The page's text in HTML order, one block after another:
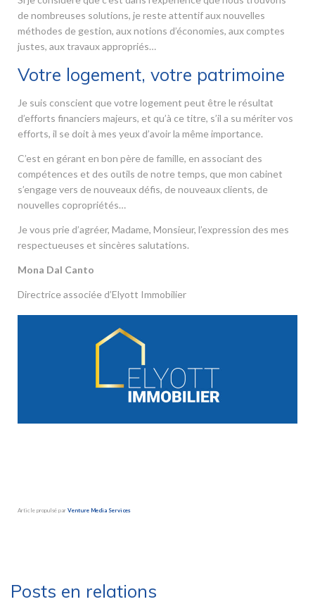
de nombreuses solutions, je reste attentif aux nouvelles
méthodes de gestion, aux notions d’économies, aux comptes
justes, aux travaux appropriés…
Votre logement, votre patrimoine
Je suis conscient que votre logement peut être le résultat
d’efforts financiers majeurs, et qu’à ce titre, s’il a su mériter vos
efforts, il se doit à mes yeux d’avoir la même importance.
C’est en gérant en bon père de famille, en associant des
compétences et des outils de notre temps, que mon cabinet
s’engage vers de nouveaux défis, de nouveaux clients, de
nouvelles copropriétés…
Je vous prie d’agréer, Madame, Monsieur, l’expression des mes
respectueuses et sincères salutations.
Mona Dal Canto
Directrice associée d’Elyott Immobilier
Article propulsé par Venture Media Services
Posts en relations